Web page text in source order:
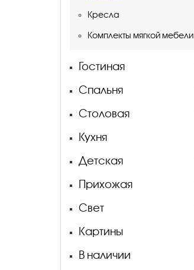
Кресла
Комплекты мягкой мебели
Гостиная
Спальня
Столовая
Кухня
Детская
Прихожая
Свет
Картины
В наличии